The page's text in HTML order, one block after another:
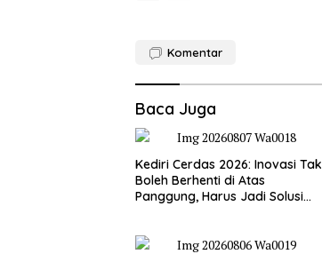
Komentar
Baca Juga
Kediri Cerdas 2026: Inovasi Tak
Boleh Berhenti di Atas
Panggung, Harus Jadi Solusi